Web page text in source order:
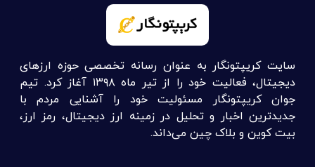
سایت کریپتونگار به عنوان رسانه تخصصی حوزه ارزهای
دیجیتال، فعالیت خود را از تیر ماه ۱۳۹۸ آغاز کرد. تیم
جوان کریپتونگار مسئولیت خود را آشنایی مردم با
جدیدترین اخبار و تحلیل در زمینه ارز دیجیتال، رمز ارز،
بیت کوین و بلاک چین می‌داند.